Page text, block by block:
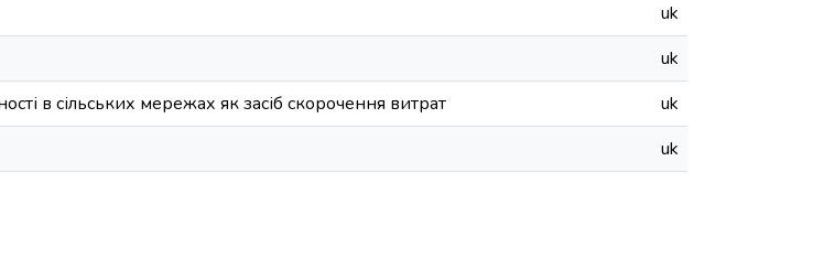
uk
uk
в сільських мережах як засіб скорочення витрат
uk
uk